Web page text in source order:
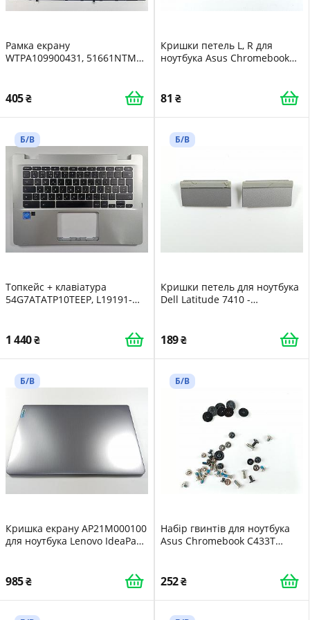
Рамка екрану
WTPA109900431, 51661NTM
6901443378067
405
Кришки петель L, R для
ноутбука Asus Chromebook
81
Б/В
Топкейс + клавіатура
54G7ATATP10TEEP, L19191-
ce3035nl - 195891471531
1 440
Б/В
Кришки петель для ноутбука
Dell Latitude 7410 -
189
Б/В
Кришка екрану AP21M000100
для ноутбука Lenovo IdeaPad
985
Б/В
Набір гвинтів для ноутбука
Asus Chromebook C433T
252